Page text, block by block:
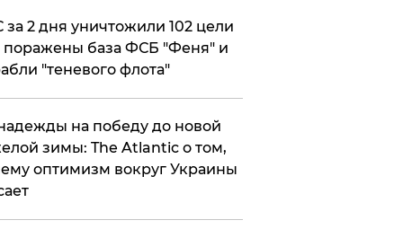
за 2 дня уничтожили 102 цели
база ФСБ "Феня" и
"теневого флота"
на победу до новой
зимы: The Atlantic о том,
оптимизм вокруг Украины